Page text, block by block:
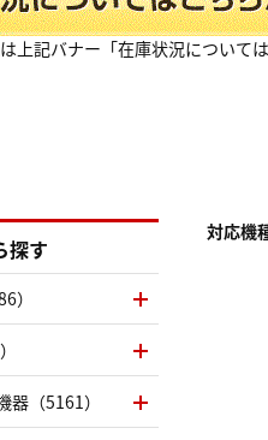
上記バナー「在庫状況について
対応機
探す
）
器（5161）